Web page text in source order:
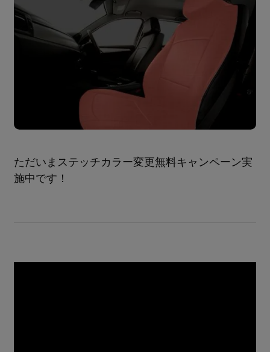
ただいまステッチカラー変更無料キャンペーン実
施中です！